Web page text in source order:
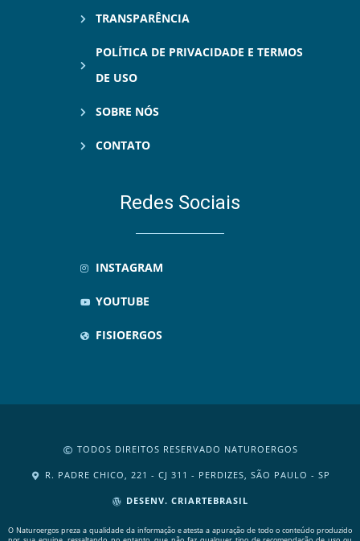
TRANSPARÊNCIA
POLÍTICA DE PRIVACIDADE E TERMOS
DE USO
SOBRE NÓS
CONTATO
Redes Sociais
INSTAGRAM
YOUTUBE
FISIOERGOS
TODOS DIREITOS RESERVADO NATUROERGOS
R. PADRE CHICO, 221 - CJ 311 - PERDIZES, SÃO PAULO - SP
DESENV. CRIARTEBRASIL
O Naturoergos preza a qualidade da informação e atesta a apuração de todo o conteúdo produzido